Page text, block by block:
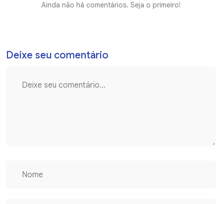
Ainda não há comentários. Seja o primeiro!
Deixe seu comentário